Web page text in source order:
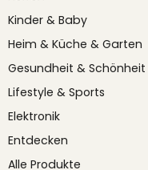
Kinder & Baby
Heim & Küche & Garten
Gesundheit & Schönheit
Lifestyle & Sports
Elektronik
Entdecken
Alle Produkte